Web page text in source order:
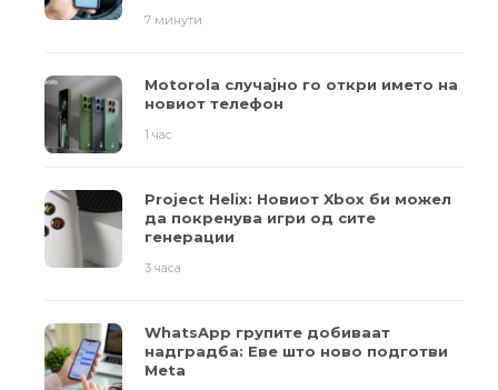
7 минути
Motorola случајно го откри името на
новиот телефон
1 час
Project Helix: Новиот Xbox би можел
да покренува игри од сите
генерации
3 часа
WhatsApp групите добиваат
надградба: Еве што ново подготви
Meta